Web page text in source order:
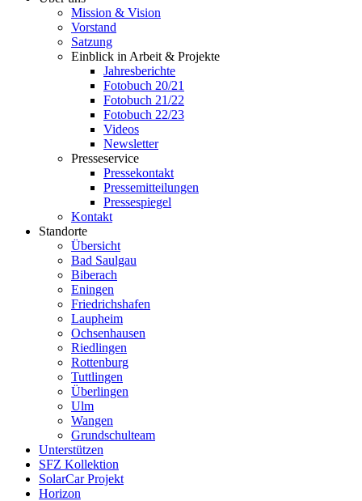
Mission & Vision
Vorstand
Satzung
Einblick in Arbeit & Projekte
Jahresberichte
Fotobuch 20/21
Fotobuch 21/22
Fotobuch 22/23
Videos
Newsletter
Presseservice
Pressekontakt
Pressemitteilungen
Pressespiegel
Kontakt
Standorte
Übersicht
Bad Saulgau
Biberach
Eningen
Friedrichshafen
Laupheim
Ochsenhausen
Riedlingen
Rottenburg
Tuttlingen
Überlingen
Ulm
Wangen
Grundschulteam
Unterstützen
SFZ Kollektion
SolarCar Projekt
Horizon